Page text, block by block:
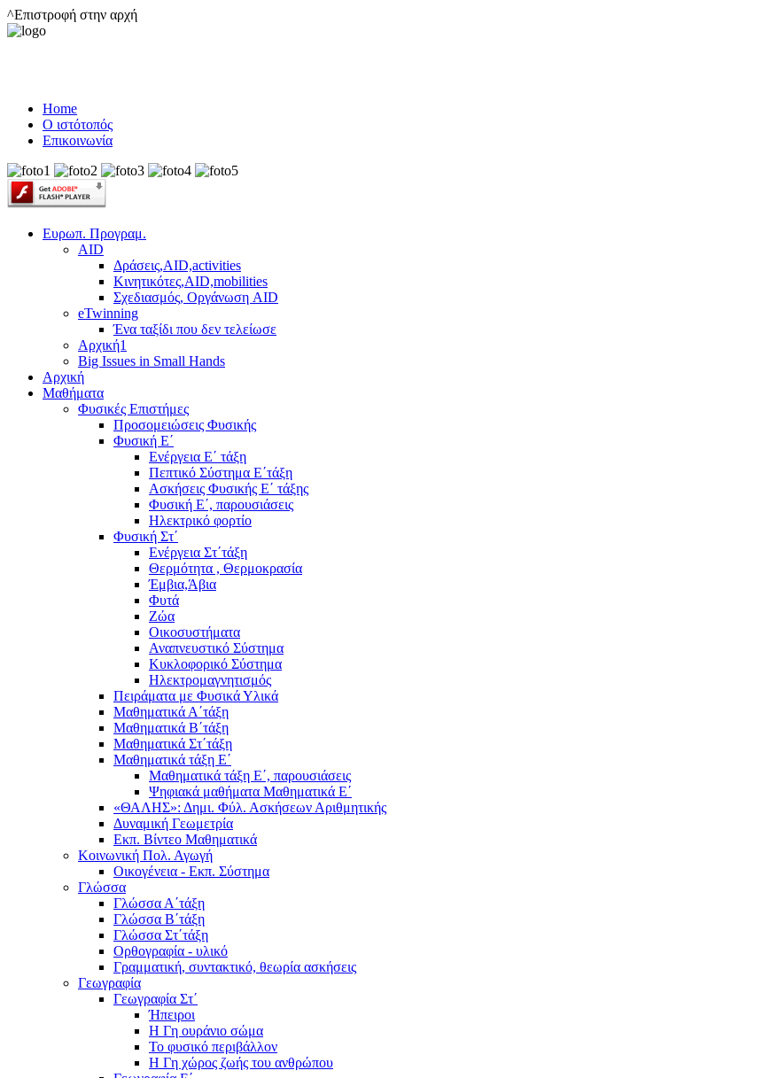
^Επιστροφή στην αρχή
Home
Ο ιστότοπός
Επικοινωνία
Ευρωπ. Προγραμ.
AID
Δράσεις,AID,activities
Κινητικότες,AID,mobilities
Σχεδιασμός, Οργάνωση AID
eTwinning
Ένα ταξίδι που δεν τελείωσε
Αρχική1
Big Issues in Small Hands
Αρχική
Μαθήματα
Φυσικές Επιστήμες
Προσομειώσεις Φυσικής
Φυσική Ε΄
Ενέργεια Ε΄ τάξη
Πεπτικό Σύστημα Ε΄τάξη
Ασκήσεις Φυσικής Ε΄ τάξης
Φυσική Ε΄, παρουσιάσεις
Ηλεκτρικό φορτίο
Φυσική Στ΄
Ενέργεια Στ΄τάξη
Θερμότητα , Θερμοκρασία
Έμβια,Άβια
Φυτά
Ζώα
Οικοσυστήματα
Αναπνευστικό Σύστημα
Κυκλοφορικό Σύστημα
Ηλεκτρομαγνητισμός
Πειράματα με Φυσικά Υλικά
Μαθηματικά Α΄τάξη
Μαθηματικά Β΄τάξη
Μαθηματικά Στ΄τάξη
Μαθηματικά τάξη Ε΄
Μαθηματικά τάξη Ε΄, παρουσιάσεις
Ψηφιακά μαθήματα Μαθηματικά Ε΄
«ΘΑΛΗΣ»: Δημι. Φύλ. Ασκήσεων Αριθμητικής
Δυναμική Γεωμετρία
Εκπ. Βίντεο Μαθηματικά
Κοινωνική Πολ. Αγωγή
Οικογένεια - Εκπ. Σύστημα
Γλώσσα
Γλώσσα Α΄τάξη
Γλώσσα Β΄τάξη
Γλώσσα Στ΄τάξη
Ορθογραφία - υλικό
Γραμματική, συντακτικό, θεωρία ασκήσεις
Γεωγραφία
Γεωγραφία Στ΄
Ήπειροι
Η Γη ουράνιο σώμα
Το φυσικό περιβάλλον
Η Γη χώρος ζωής του ανθρώπου